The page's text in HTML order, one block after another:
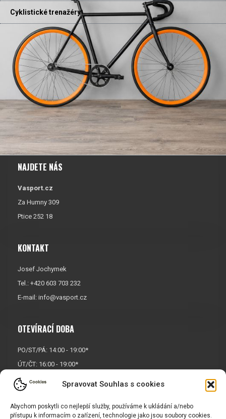
Spravovat Souhlas s cookies
Abychom poskytli co nejlepší služby, používáme k ukládání a/nebo
přístupu k informacím o zařízení, technologie jako jsou soubory cookies.
Cyklistické trenažéry
NAJDETE NÁS
Vasport.cz
Za Humny 309
Ptice 252 18
KONTAKT
Josef Jochymek
Tel.: +420 603 703 232
E-mail: info@vasport.cz
OTEVÍRACÍ DOBA
PO/ST/PÁ: 14:00 - 19:00*
ÚT/ČT: 16:00 - 19:00*
Sobota: 9:00 - 17:00*
Neděle:
* Říjen, listopad a prosinec